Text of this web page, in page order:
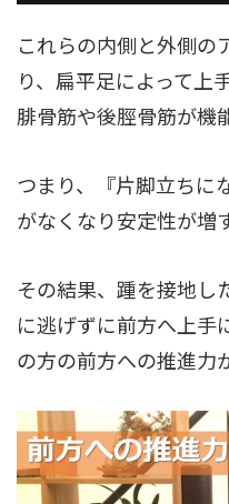
これらの内側と外側の
り、扁平足によって上
腓骨筋や後脛骨筋が機
つまり、『片脚立ちに
がなくなり安定性が増す
その結果、踵を接地し
に逃げずに前方へ上手
の方の前方への推進力